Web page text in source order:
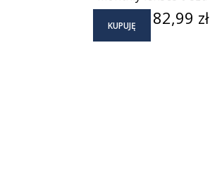
KUPUJĘ Cena
82,99 zł